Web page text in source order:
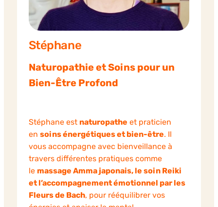
Stéphane
Naturopathie et Soins pour un
Bien-Être Profond
Stéphane est naturopathe et praticien
en soins énergétiques et bien-être. Il
vous accompagne avec bienveillance à
travers différentes pratiques comme
le massage Amma japonais, le soin Reiki
et l’accompagnement émotionnel par les
Fleurs de Bach, pour rééquilibrer vos